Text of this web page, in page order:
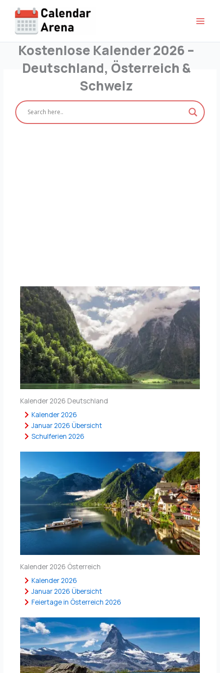
Inhalt
springen
Kostenlose Kalender 2026 –
Deutschland, Österreich &
Schweiz
Kalender 2026 Deutschland
Kalender 2026
Januar 2026 Übersicht
Schulferien 2026
Kalender 2026 Österreich
Kalender 2026
Januar 2026 Übersicht
Feiertage in Österreich 2026